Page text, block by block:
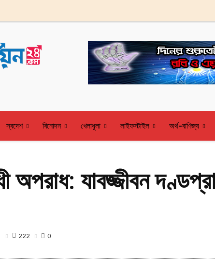
স্বদেশ বিনোদন খেলাধূলা লাইফস্টাইল অর্থ-বাণিজ্য
অপরাধ: যাবজ্জীবন
222 0